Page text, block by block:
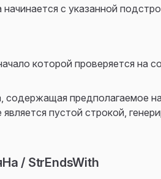
с указанной
которой проверяется на
содержащая предполагаемое
пустой строкой,
/ StrEndsWith